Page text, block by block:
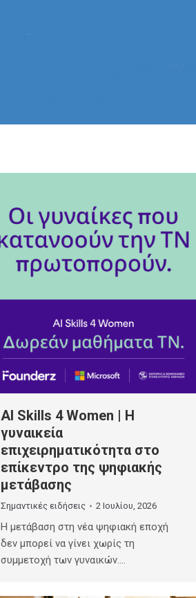
AI Skills 4 Women | Η
γυναικεία
επιχειρηματικότητα στο
επίκεντρο της ψηφιακής
μετάβασης
Σημαντικές ειδήσεις 2 Ιουλίου, 2026
Η μετάβαση στη νέα ψηφιακή εποχή
δεν μπορεί να γίνει χωρίς τη
συμμετοχή των γυναικών.…